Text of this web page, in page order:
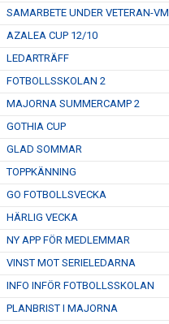
SAMARBETE UNDER VETERAN-VM
AZALEA CUP 12/10
LEDARTRÄFF
FOTBOLLSSKOLAN 2
MAJORNA SUMMERCAMP 2
GOTHIA CUP
GLAD SOMMAR
TOPPKÄNNING
GO FOTBOLLSVECKA
HÄRLIG VECKA
NY APP FÖR MEDLEMMAR
VINST MOT SERIELEDARNA
INFO INFÖR FOTBOLLSSKOLAN
PLANBRIST I MAJORNA